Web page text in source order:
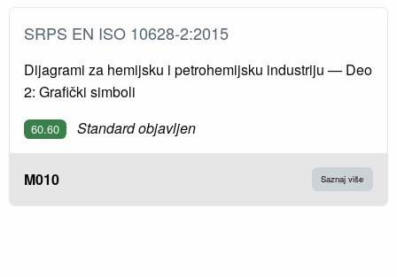
SRPS EN ISO 10628-2:2015
Dijagrami za hemijsku i petrohemijsku industriju — Deo
2: Grafički simboli
60.60 Standard objavljen
M010 Saznaj više